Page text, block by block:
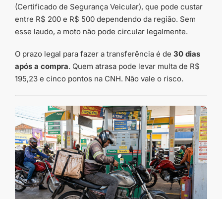
(Certificado de Segurança Veicular), que pode custar
entre R$ 200 e R$ 500 dependendo da região. Sem
esse laudo, a moto não pode circular legalmente.
O prazo legal para fazer a transferência é de 30 dias
após a compra. Quem atrasa pode levar multa de R$
195,23 e cinco pontos na CNH. Não vale o risco.